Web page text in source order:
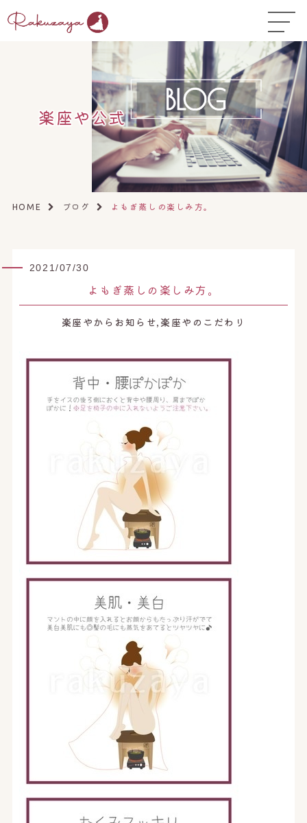
TOP
はじめての方へ
コース料金
よくある質問
お悩み温活ガイド▼
店舗一覧▼
開業サポート
オンライン予約はこちら
楽座や公式
HOME ブログ よもぎ蒸しの楽しみ方。
2021/07/30
よもぎ蒸しの楽しみ方。
楽座やからお知らせ,楽座やのこだわり